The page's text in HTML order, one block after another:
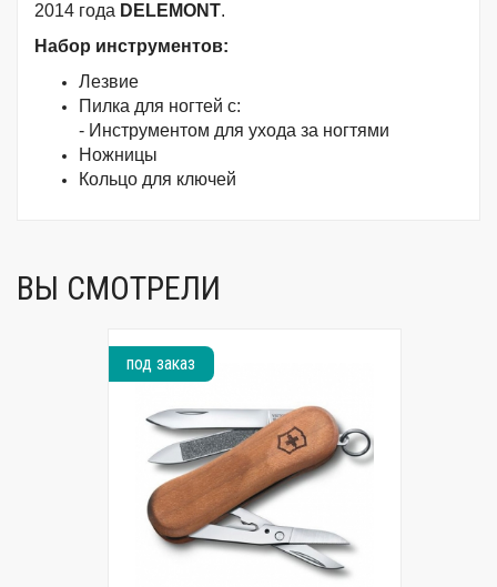
2014 года DELEMONT.
Набор инструментов:
Лезвие
Пилка для ногтей с:
- Инструментом для ухода за ногтями
Ножницы
Кольцо для ключей
ВЫ СМОТРЕЛИ
под заказ